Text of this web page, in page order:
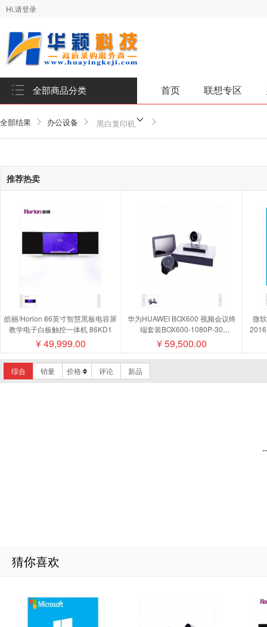
Hi,请登录
全部商品分类 首页 联想专区
全部结果 办公设备 黑白复印机
推荐热卖
皓丽/Horion 86英寸智慧黑板电容屏
教学电子白板触控一体机 86KD1
¥49,999.00
华为HUAWEI BOX600 视频会议终
端套装BOX600-1080P-30
camera200摄像机MIC500全向麦磁
盘阵列
¥59,500.00
微
综合 销量 价格 评论 新品
猜你喜欢